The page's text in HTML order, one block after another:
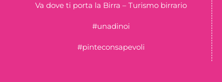
Va dove ti porta la Birra – Turismo birrario
#unadinoi
#pinteconsapevoli